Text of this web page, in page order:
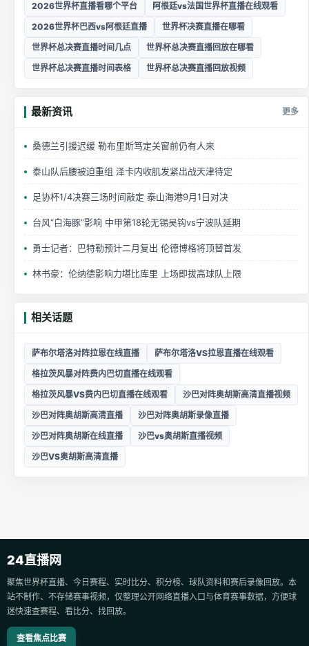
2026世界杯直播看哪个平台
阿根廷vs法国世界杯直播在线观看
2026世界杯巴西vs阿根廷直播
世界杯决赛直播在哪看
世界杯总决赛直播时间几点
世界杯总决赛直播回放在哪看
世界杯总决赛直播时间表格
世界杯总决赛直播回放视频
最新资讯 更多
桑德兰引援迟缓 勒布里斯笃定关窗前仍有人来
泰山队后腰被迫重组 泽卡内收肌发紧出战天津待定
足协杯1/4决赛三场时间敲定 泰山海港9月1日对决
台风“白海豚”影响 中甲第18轮无锡吴钩vs宁波队延期
勇士记者：巴特勒预计二月复出 伦德博格将顶替首发
林书豪：伦纳德影响力堪比库里 上场即拔高球队上限
相关话题
萨布尔塔洛对阵拉恩在线直播
萨布尔塔洛VS拉恩直播在线观看
格拉茨风暴对阵费内巴切直播在线观看
格拉茨风暴VS费内巴切直播在线观看
沙巴对阵奥胡斯高清直播视频
沙巴对阵奥胡斯高清直播
沙巴对阵奥胡斯录像直播
沙巴对阵奥胡斯在线直播
沙巴vs奥胡斯直播视频
沙巴VS奥胡斯高清直播
24直播网
聚焦世界杯直播、今日赛程、实时比分、积分榜、球队资料和赛后录像回放。本
站不制作、不存储赛事视频，仅整理公开网络直播入口与体育赛事数据，方便球
迷快速查赛程、看比分、找回放。
查看焦点比赛